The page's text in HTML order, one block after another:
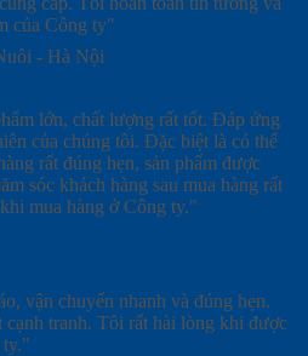
của Công ty"
- Hà Nội
lớn, chất lượng rất tốt. Đáp ứng
của chúng tôi. Đặc biệt là có thể
rất đúng hẹn, sản phẩm được
sóc khách hàng sau mua hàng rất
mua hàng ở Công ty."
vận chuyển nhanh và đúng hẹn.
tranh. Tôi rất hài lòng khi được
ty."